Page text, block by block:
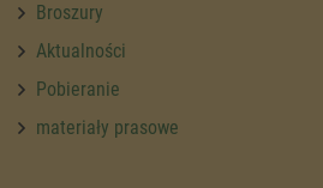
Broszury
Aktualności
Pobieranie
materiały prasowe